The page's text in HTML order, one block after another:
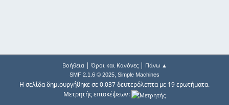
Βοήθεια| Όροι και Κανόνες| Πάνω ▲
SMF 2.1.6 © 2025, Simple Machines
Η σελίδα δημιουργήθηκε σε 0.037 δευτερόλεπτα με 19 ερωτήματα.
Μετρητής επισκέψεων: